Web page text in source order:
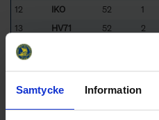
Samtycke Information
12
IKO 52 1
13
HV71 52 2
14
Average
Sorted by higherNETperGames